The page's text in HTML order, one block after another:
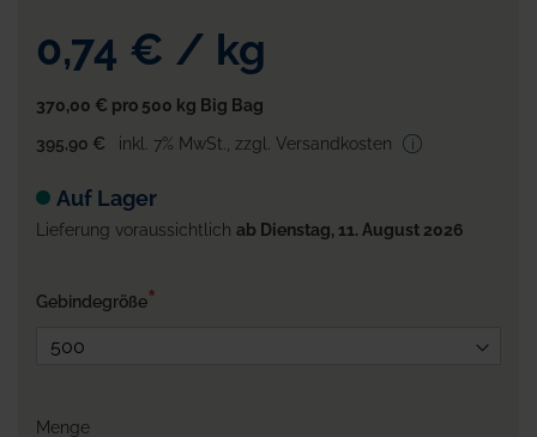
0,74 € / kg
370,00 € pro 500 kg Big Bag
395,90 €
inkl. 7% MwSt. zzgl. Versandkosten
Auf Lager
Lieferung voraussichtlich ab Dienstag, 11. August 2026
Gebindegröße
Menge